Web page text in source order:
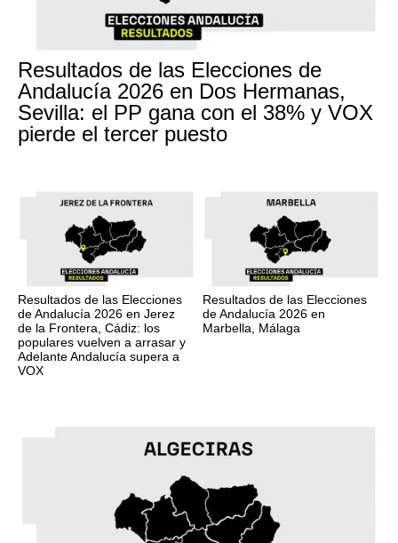
Resultados de las Elecciones de
Andalucía 2026 en Dos Hermanas,
Sevilla: el PP gana con el 38% y VOX
pierde el tercer puesto
Resultados de las Elecciones
de Andalucía 2026 en Jerez
de la Frontera, Cádiz: los
populares vuelven a arrasar y
Adelante Andalucía supera a
VOX
Resultados de las Elecciones
de Andalucía 2026 en
Marbella, Málaga